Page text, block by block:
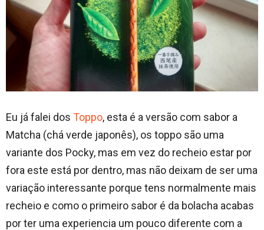
Eu já falei dos Toppo, esta é a versão com sabor a
Matcha (chá verde japonês), os toppo são uma
variante dos Pocky, mas em vez do recheio estar por
fora este está por dentro, mas não deixam de ser uma
variação interessante porque tens normalmente mais
recheio e como o primeiro sabor é da bolacha acabas
por ter uma experiencia um pouco diferente com a